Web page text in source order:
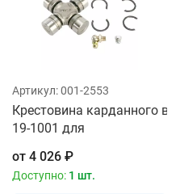
All Balls
Артикул:001-2553
Крестовина карданного
19-1001 для
от 4 026 ₽
Доступно: 1 шт.